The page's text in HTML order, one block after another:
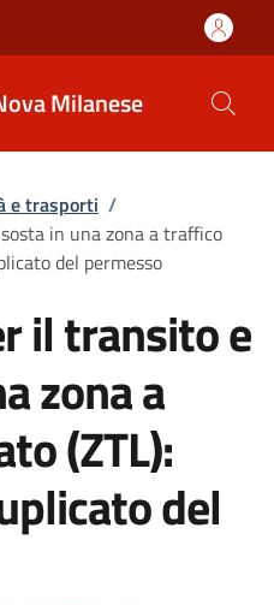
Milanese
e trasporti /
in una zona a traffico
del permesso
il transito e
zona a
(ZTL):
del